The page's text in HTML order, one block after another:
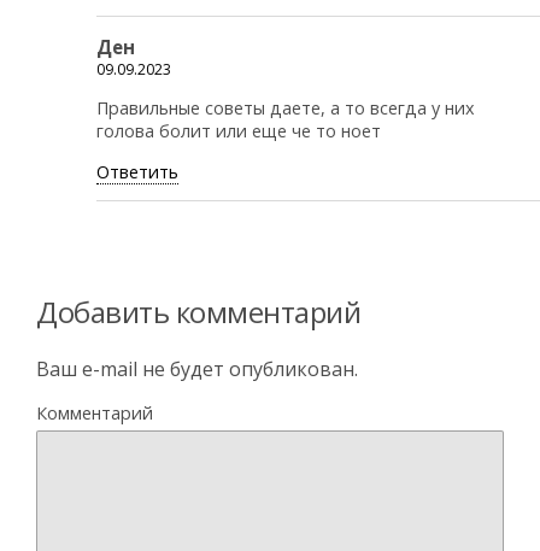
Ден
09.09.2023
Правильные советы даете, а то всегда у них
голова болит или еще че то ноет
Ответить
Добавить комментарий
Ваш e-mail не будет опубликован.
Комментарий